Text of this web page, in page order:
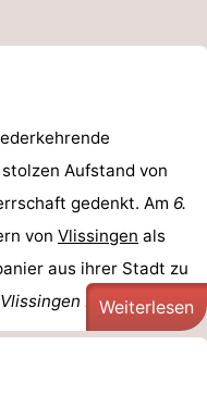
Aufstand von
gedenkt. Am 6.
von Vlissingen als
aus ihrer Stadt zu
Vlissingen ... Weiterlesen